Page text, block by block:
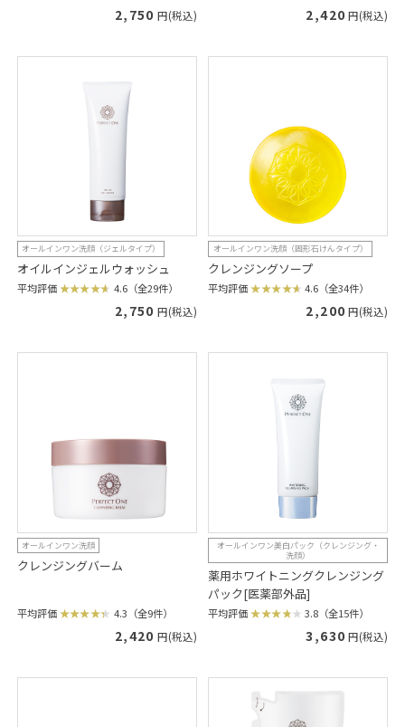
2,750 円(税込) 2,420 円(税込)
オールインワン洗顔（ジェルタイプ）
オイルインジェルウォッシュ
平均評価 4.6（全29件）
2,750 円(税込)
オールインワン洗顔（固形石けんタイプ）
クレンジングソープ
平均評価 4.6（全34件）
2,200 円(税込)
オールインワン洗顔
クレンジングバーム
平均評価 4.3（全9件）
2,420 円(税込)
オールインワン美白パック（クレンジング・
洗顔）
薬用ホワイトニングクレンジング
パック[医薬部外品]
平均評価 3.8（全15件）
3,630 円(税込)